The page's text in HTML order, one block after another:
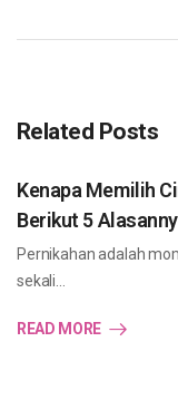
Related Posts
Kenapa Memilih
Berikut 5
Pernikahan adalah
sekali…
READ MORE